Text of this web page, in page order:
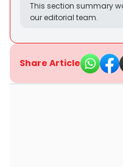
This section summary
our editorial team.
Share Article